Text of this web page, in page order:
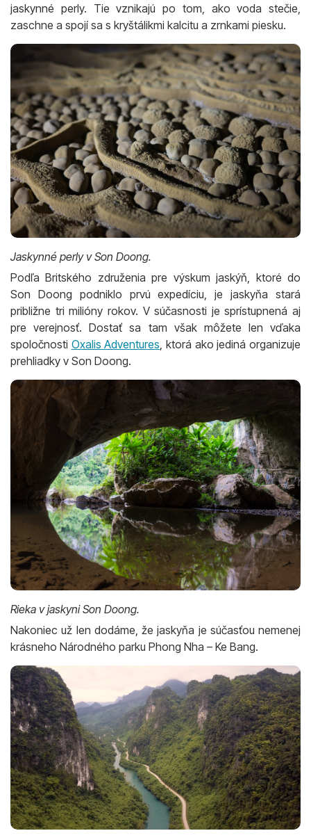
jaskynné perly. Tie vznikajú po tom, ako voda stečie,
zaschne a spojí sa s kryštálikmi kalcitu a zrnkami piesku.
Jaskynné perly v Son Doong.
Podľa Britského združenia pre výskum jaskýň, ktoré do
Son Doong podniklo prvú expedíciu, je jaskyňa stará
približne tri milióny rokov. V súčasnosti je sprístupnená aj
pre verejnosť. Dostať sa tam však môžete len vďaka
spoločnosti Oxalis Adventures , ktorá ako jediná organizuje
prehliadky v Son Doong.
Rieka v jaskyni Son Doong.
Nakoniec už len dodáme, že jaskyňa je súčasťou nemenej
krásneho Národného parku Phong Nha – Ke Bang.